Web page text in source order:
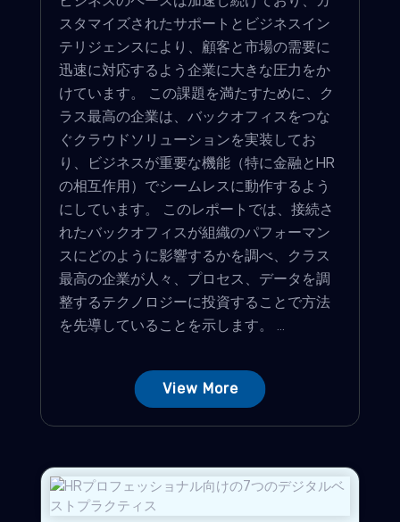
スタマイズされたサポートとビジネスイン
テリジェンスにより、顧客と市場の需要に
迅速に対応するよう企業に大きな圧力をか
けています。 この課題を満たすために、ク
ラス最高の企業は、バックオフィスをつな
ぐクラウドソリューションを実装してお
り、ビジネスが重要な機能（特に金融とHR
の相互作用）でシームレスに動作するよう
にしています。 このレポートでは、接続さ
れたバックオフィスが組織のパフォーマン
スにどのように影響するかを調べ、クラス
最高の企業が人々、プロセス、データを調
整するテクノロジーに投資することで方法
を先導していることを示します。 ...
View More